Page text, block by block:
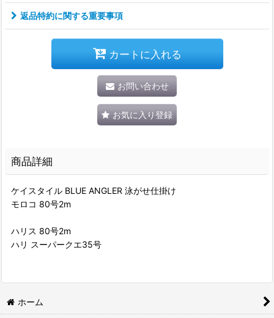
返品特約に関する重要事項
カートに入れる
お問い合わせ
お気に入り登録
商品詳細
ケイスタイル BLUE ANGLER 泳がせ仕掛け
モロコ 80号2m
ハリス 80号2m
ハリ スーパークエ35号
ホーム